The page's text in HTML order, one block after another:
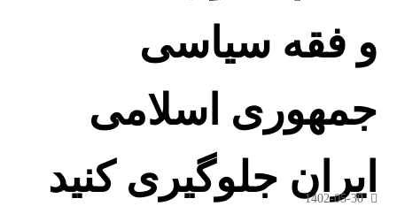
و فقه سیاسی
جمهوری اسلامی
ایران جلوگیری کنید
1402-05-30